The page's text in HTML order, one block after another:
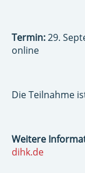
Termin:29.
online
Die Teilnahme
Weitere
dihk.de